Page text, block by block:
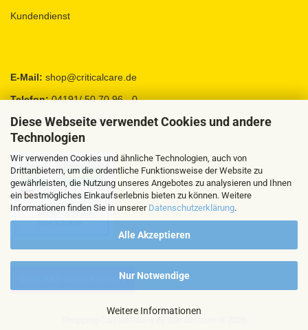
Diese Webseite verwendet Cookies und andere
Technologien
Wir verwenden Cookies und ähnliche Technologien, auch von
Drittanbietern, um die ordentliche Funktionsweise der Website zu
gewährleisten, die Nutzung unseres Angebotes zu analysieren und Ihnen
ein bestmögliches Einkaufserlebnis bieten zu können. Weitere
Informationen finden Sie in unserer Datenschutzerklärung.
Alle Akzeptieren
Nur Notwendige
Weitere Informationen
Kundendienst
E-Mail: shop@criticalcare.de
Telefon:04191/ 50 70 96 - 0
Fax:04191 / 95 88 92
VERTRAG WIDERRUFEN